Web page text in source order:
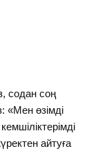
содан соң
«Мен өзімді
айтуға